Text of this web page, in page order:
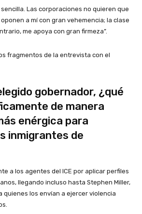
Las corporaciones no quieren que
a mí con gran vehemencia; la clase
me apoya con gran firmeza”.
fragmentos de la entrevista con el
gobernador, ¿qué
de manera
enérgica para
inmigrantes de
a los agentes del ICE por aplicar perfiles
llegando incluso hasta Stephen Miller,
quienes los envían a ejercer violencia